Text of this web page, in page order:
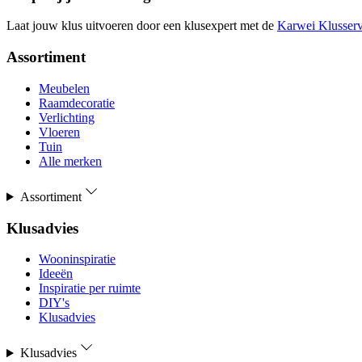
Laat jouw klus uitvoeren door een klusexpert met de Karwei
Assortiment
Meubelen
Raamdecoratie
Verlichting
Vloeren
Tuin
Alle merken
Assortiment
Klusadvies
Wooninspiratie
Ideeën
Inspiratie per ruimte
DIY's
Klusadvies
Klusadvies